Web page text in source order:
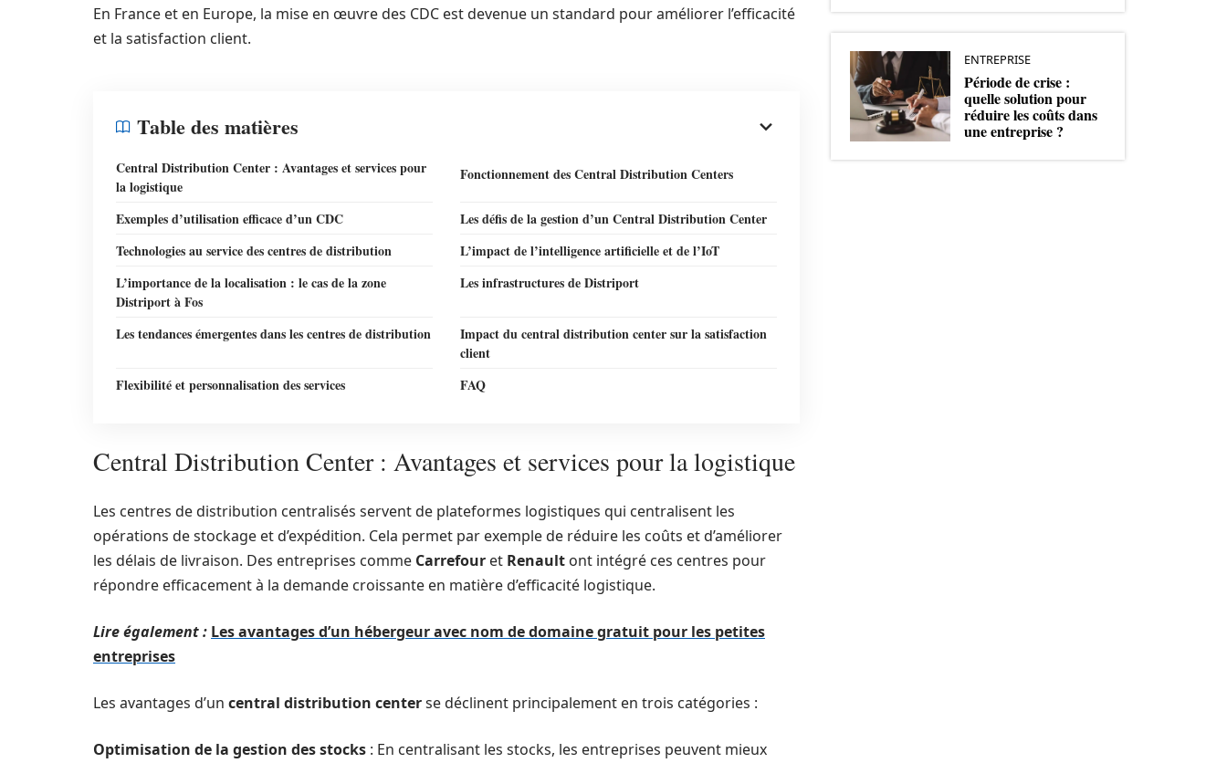
En France et en Europe, la mise en œuvre des CDC est devenue un standard pour améliorer l’efficacité
et la satisfaction client.
Table des matières
Central Distribution Center : Avantages et services pour
la logistique
Fonctionnement des Central Distribution Centers
Exemples d’utilisation efficace d’un CDC
Les défis de la gestion d’un Central Distribution Center
Technologies au service des centres de distribution
L’impact de l’intelligence artificielle et de l’IoT
L’importance de la localisation : le cas de la zone
Distriport à Fos
Les infrastructures de Distriport
Les tendances émergentes dans les centres de distribution
Impact du central distribution center sur la satisfaction
client
Flexibilité et personnalisation des services
FAQ
Central Distribution Center : Avantages et services pour la logistique
Les centres de distribution centralisés servent de plateformes logistiques qui centralisent les
opérations de stockage et d’expédition. Cela permet par exemple de réduire les coûts et d’améliorer
les délais de livraison. Des entreprises comme Carrefour et Renault ont intégré ces centres pour
répondre efficacement à la demande croissante en matière d’efficacité logistique.
Lire également : Les avantages d’un hébergeur avec nom de domaine gratuit pour les petites
entreprises
Les avantages d’un central distribution centerse déclinent principalement en trois catégories :
Optimisation de la gestion des stocks : En centralisant les stocks, les entreprises peuvent mieux
ENTREPRISE
Période de crise :
quelle solution pour
réduire les coûts dans
une entreprise ?